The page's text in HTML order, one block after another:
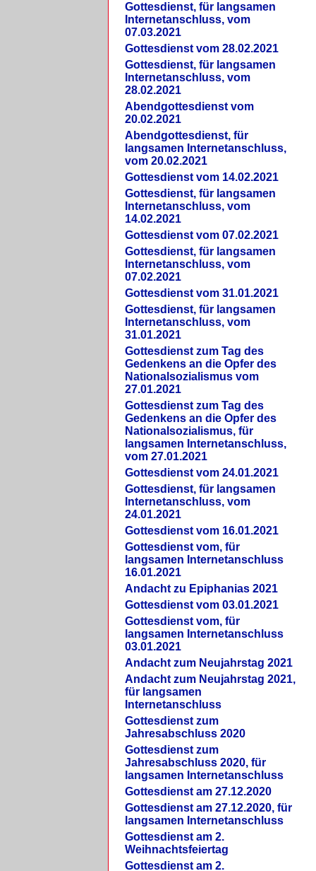
Gottesdienst, für langsamen
Internetanschluss, vom
07.03.2021
Gottesdienst vom 28.02.2021
Gottesdienst, für langsamen
Internetanschluss, vom
28.02.2021
Abendgottesdienst vom
20.02.2021
Abendgottesdienst, für
langsamen Internetanschluss,
vom 20.02.2021
Gottesdienst vom 14.02.2021
Gottesdienst, für langsamen
Internetanschluss, vom
14.02.2021
Gottesdienst vom 07.02.2021
Gottesdienst, für langsamen
Internetanschluss, vom
07.02.2021
Gottesdienst vom 31.01.2021
Gottesdienst, für langsamen
Internetanschluss, vom
31.01.2021
Gottesdienst zum Tag des
Gedenkens an die Opfer des
Nationalsozialismus vom
27.01.2021
Gottesdienst zum Tag des
Gedenkens an die Opfer des
Nationalsozialismus, für
langsamen Internetanschluss,
vom 27.01.2021
Gottesdienst vom 24.01.2021
Gottesdienst, für langsamen
Internetanschluss, vom
24.01.2021
Gottesdienst vom 16.01.2021
Gottesdienst vom, für
langsamen Internetanschluss
16.01.2021
Andacht zu Epiphanias 2021
Gottesdienst vom 03.01.2021
Gottesdienst vom, für
langsamen Internetanschluss
03.01.2021
Andacht zum Neujahrstag 2021
Andacht zum Neujahrstag 2021,
für langsamen
Internetanschluss
Gottesdienst zum
Jahresabschluss 2020
Gottesdienst zum
Jahresabschluss 2020, für
langsamen Internetanschluss
Gottesdienst am 27.12.2020
Gottesdienst am 27.12.2020, für
langsamen Internetanschluss
Gottesdienst am 2.
Weihnachtsfeiertag
Gottesdienst am 2.